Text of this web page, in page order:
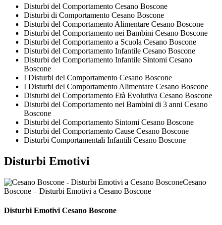
Disturbi del Comportamento Cesano Boscone
Disturbi di Comportamento Cesano Boscone
Disturbi del Comportamento Alimentare Cesano Boscone
Disturbi del Comportamento nei Bambini Cesano Boscone
Disturbi del Comportamento a Scuola Cesano Boscone
Disturbi del Comportamento Infantile Cesano Boscone
Disturbi del Comportamento Infantile Sintomi Cesano
Boscone
I Disturbi del Comportamento Cesano Boscone
I Disturbi del Comportamento Alimentare Cesano Boscone
Disturbi del Comportamento Età Evolutiva Cesano Boscone
Disturbi del Comportamento nei Bambini di 3 anni Cesano
Boscone
Disturbi del Comportamento Sintomi Cesano Boscone
Disturbi del Comportamento Cause Cesano Boscone
Disturbi Comportamentali Infantili Cesano Boscone
Disturbi Emotivi
Cesano
Boscone – Disturbi Emotivi a Cesano Boscone
Disturbi Emotivi Cesano Boscone